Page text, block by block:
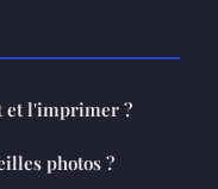
et l'imprimer ?
photos ?